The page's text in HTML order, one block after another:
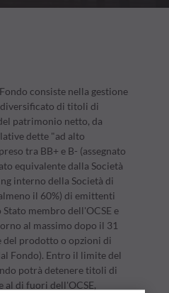
consiste nella gestione
di titoli di
patrimonio netto, da
dette "ad alto
tra BB+ e B- (assegnato
equivalente dalla Società
interno della Società di
il 60%) di emittenti
membro dell'OCSE e
al massimo dopo il 31
del prodotto o opzioni di
Fondo). Entro il limite del
potrà detenere titoli di
al di fuori dell'OCSE,